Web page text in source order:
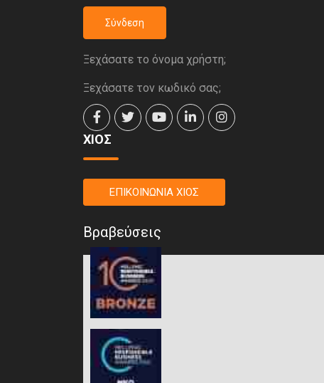
Σύνδεση
Ξεχάσατε το όνομα χρήστη;
Ξεχάσατε τον κωδικό σας;
ΧΙΟΣ
ΕΠΙΚΟΙΝΩΝΙΑ ΧΙΟΣ
Βραβεύσεις